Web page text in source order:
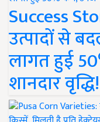
Success
उत्पादों से
लागत हुई
शानदार वृद्धि!